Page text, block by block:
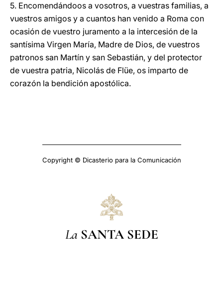
5. Encomendándoos a vosotros, a vuestras familias, a
vuestros amigos y a cuantos han venido a Roma con
ocasión de vuestro juramento a la intercesión de la
santísima Virgen María, Madre de Dios, de vuestros
patronos san Martín y san Sebastián, y del protector
de vuestra patria, Nicolás de Flüe, os imparto de
corazón la bendición apostólica.
Copyright © Dicasterio para la Comunicación
La SANTA SEDE